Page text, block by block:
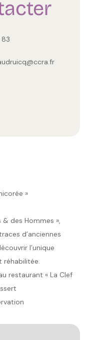
»
& des Hommes »,
d’anciennes
l’unique
réhabilitée.
restaurant « La Clef